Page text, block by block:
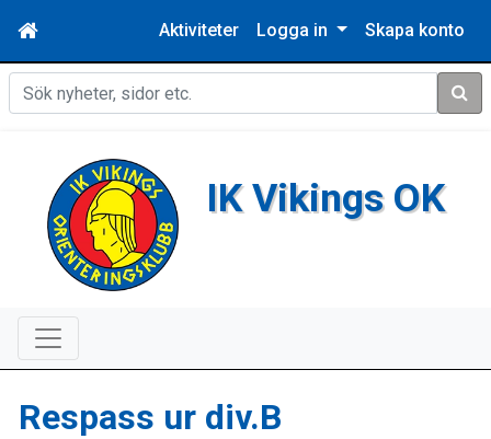
Aktiviteter Logga in Skapa konto
Sök
IK Vikings OK
Respass ur div.B